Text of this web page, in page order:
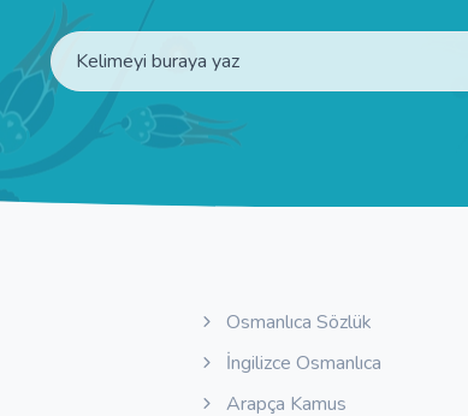
Osmanlıca Sözlük
İngilizce Osmanlıca
Arapça Kamus